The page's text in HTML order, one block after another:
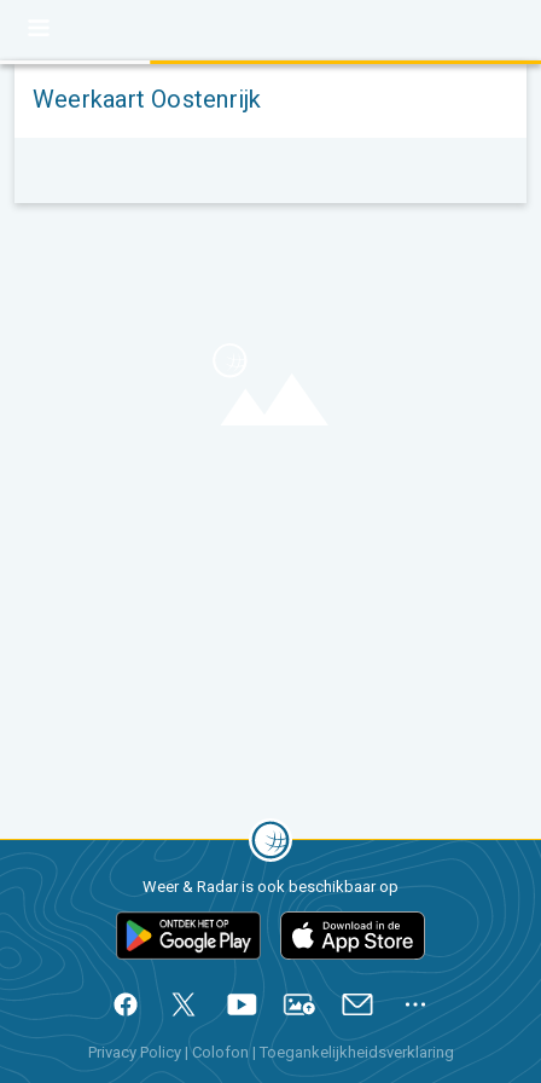
Weerkaart Oostenrijk
Weer & Radar is ook beschikbaar op
Privacy Policy |Colofon | Toegankelijkheidsverklaring